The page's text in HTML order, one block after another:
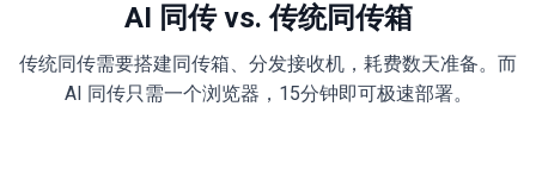
AI 同传 vs. 传统同传箱
传统同传需要搭建同传箱、分发接收机，耗费数天准备。而
AI 同传只需一个浏览器，15分钟即可极速部署。